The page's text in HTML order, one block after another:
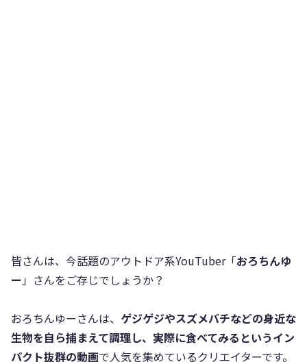
皆さんは、今話題のアウトドア系YouTuber「おろちんゆ
ー 」さんをご存じでしょうか？
おろちんゆーさんは、 ゲジゲジやスズメバチなどの身近な
生物を自ら捕まえて調理し、実際に食べてみるというイン
パクト抜群の動画で人気を集めているクリエイターです。